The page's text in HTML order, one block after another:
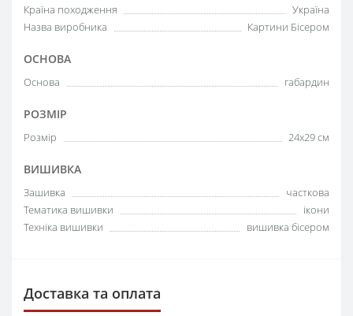
Країна походження
Україна
Назва виробника
Картини Бісером
ОСНОВА
Основа габардин
РОЗМІР
Розмір 24х29 см
ВИШИВКА
Зашивка
часткова
Тематика вишивки
ікони
Техніка вишивки
вишивка бісером
Доставка та оплата